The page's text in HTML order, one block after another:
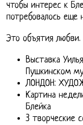
чтобы интерес к
потребовалось еще
Это объятия любви.
Выставка
Пушкинском
ЛОНДОН:
Картина
Блейка
3 творческие